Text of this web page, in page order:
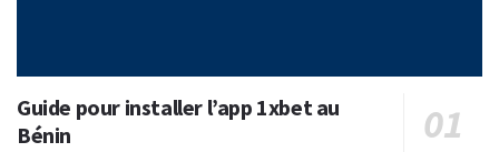
Guide pour installer l’app 1xbet au
Bénin